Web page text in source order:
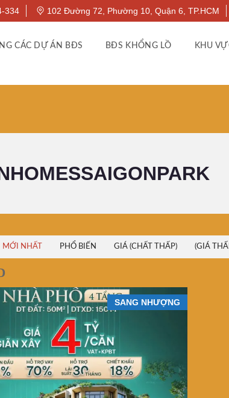
334 102 Đường 72, Phường 10, Quận 6, TP.HCM
CÁC DỰ ÁN BĐS BĐS KHỔNG LỒ KHU
MỚI NHẤT PHỔ BIẾN GIÁ (CHẤT THẤP) (GIÁ
SANG NHƯỢNG